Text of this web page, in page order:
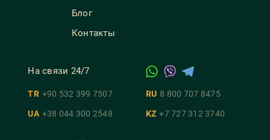
Блог
Контакты
На связи 24/7
TR +90 532 399 7507 RU 8 800 707 8475
UA +38 044 300 2548 KZ +7 727 312 3740